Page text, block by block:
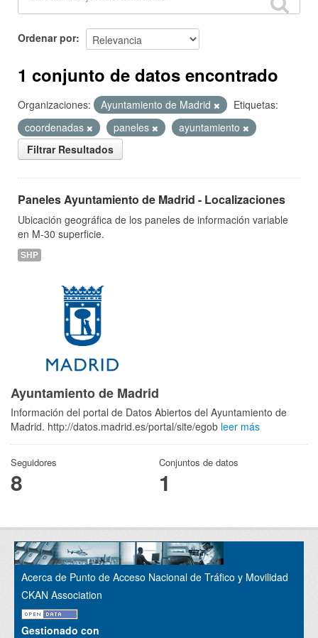
Ordenar por
1 conjunto de datos encontrado
Organizaciones: Ayuntamiento de Madrid
Etiquetas:
coordenadas
paneles
ayuntamiento
Filtrar Resultados
Paneles Ayuntamiento de Madrid - Localizaciones
Ubicación geográfica de los paneles de información variable
en M-30 superficie.
SHP
Ayuntamiento de Madrid
Información del portal de Datos Abiertos del Ayuntamiento de
Madrid. http://datos.madrid.es/portal/site/egob leer más
Seguidores
8
Conjuntos de datos
1
Acerca de Punto de Acceso Nacional de Tráfico y Movilidad
CKAN Association
Gestionado con